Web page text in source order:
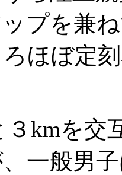
プを兼
ほぼ定
３kmを交
一般男